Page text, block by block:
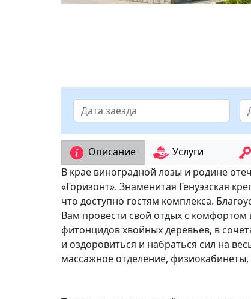
Описание Услуги
В крае виноградной лозы и родине
«Горизонт». Знаменитая Генуэзская
что доступно гостям комплекса.
Вам провести свой отдых с
фитонцидов хвойных деревьев, в
и оздоровиться и набраться сил на
массажное отделение,